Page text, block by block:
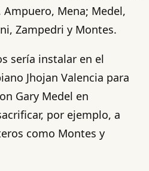
Ampuero, Mena; Medel,
Zampedri y Montes.
sería instalar en el
Jhojan Valencia para
Gary Medel en
por ejemplo, a
como Montes y